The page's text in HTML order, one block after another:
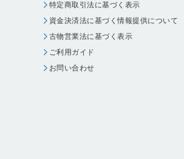
特定商取引法に基づく表示
資金決済法に基づく情報提供について
古物営業法に基づく表示
ご利用ガイド
お問い合わせ